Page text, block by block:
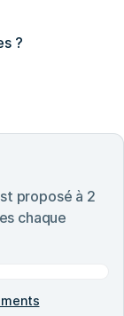
?
proposé à 2
chaque